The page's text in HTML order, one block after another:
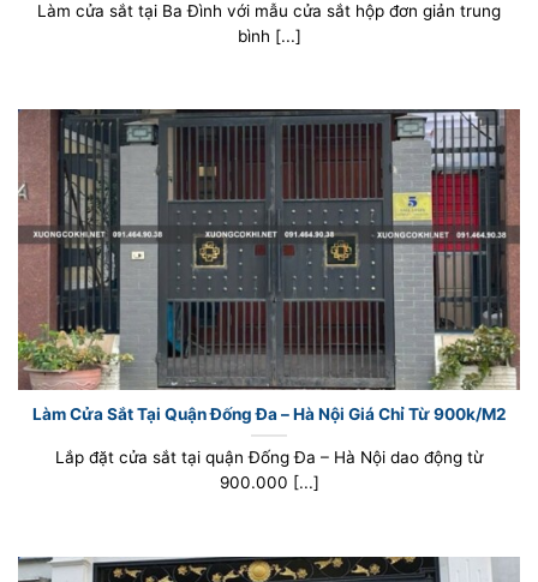
Làm cửa sắt tại Ba Đình với mẫu cửa sắt hộp đơn giản trung
bình [...]
Làm Cửa Sắt Tại Quận Đống Đa – Hà Nội Giá Chỉ Từ 900k/M2
Lắp đặt cửa sắt tại quận Đống Đa – Hà Nội dao động từ
900.000 [...]